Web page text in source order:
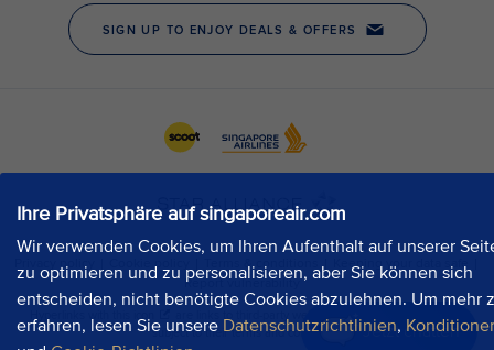
Ihre Privatsphäre auf singaporeair.com
Wir verwenden Cookies, um Ihren Aufenthalt auf unserer
zu optimieren und zu personalisieren, aber Sie können sich
entscheiden, nicht benötigte Cookies abzulehnen. Um mehr
erfahren, lesen Sie unsere Datenschutzrichtlinien,
Jetzt chatten